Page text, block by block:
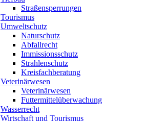
Straßensperrungen
Tourismus
Umweltschutz
Naturschutz
Abfallrecht
Immissionsschutz
Strahlenschutz
Kreisfachberatung
Veterinärwesen
Veterinärwesen
Futtermittelüberwachung
Wasserrecht
Wirtschaft und Tourismus